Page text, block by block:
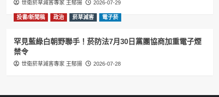
世衛菸草減害專家 王郁揚 2026-07-29
投書/新聞稿 政治 菸草減害 電子菸
罕見藍綠白朝野聯手！菸防法7月30日黨團協商加重電子煙
禁令
世衛菸草減害專家 王郁揚 2026-07-28